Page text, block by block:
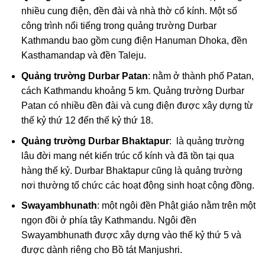
nhiều cung điện, đền đài và nhà thờ cổ kính. Một số
công trình nổi tiếng trong quảng trường Durbar
Kathmandu bao gồm cung điện Hanuman Dhoka, đền
Kasthamandap và đền Taleju.
Quảng trường Durbar Patan: nằm ở thành phố Patan,
cách Kathmandu khoảng 5 km. Quảng trường Durbar
Patan có nhiều đền đài và cung điện được xây dựng từ
thế kỷ thứ 12 đến thế kỷ thứ 18.
Quảng trường Durbar Bhaktapur: là quảng trường
lâu đời mang nét kiến trúc cổ kính và đã tồn tại qua
hàng thế kỷ. Durbar Bhaktapur cũng là quảng trường
nơi thường tổ chức các hoạt động sinh hoạt cộng đồng.
Swayambhunath: một ngôi đền Phật giáo nằm trên một
ngọn đồi ở phía tây Kathmandu. Ngôi đền
Swayambhunath được xây dựng vào thế kỷ thứ 5 và
được dành riêng cho Bồ tát Manjushri.